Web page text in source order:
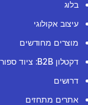
בלוג
עיצוב אקולוגי
מוצרים מחודשים
דקטלון B2B: ציוד ספורט למוסדות
דרושים
אתרים מתחזים